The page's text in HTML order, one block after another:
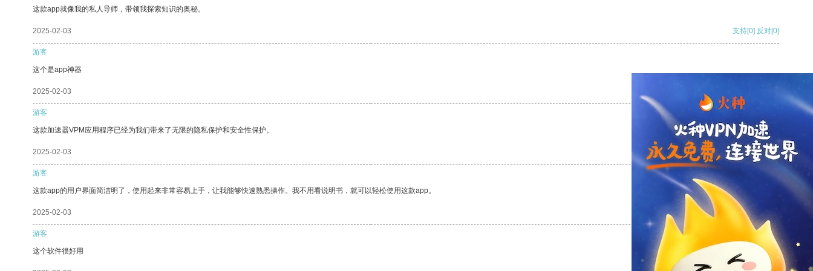
这款app就像我的私人导师，带领我探索知识的奥秘。
2025-02-03 支持[0] 反对[0]
游客
这个是app神器
2025-02-03
游客
这款加速器VPM应用程序已经为我们带来了无限的隐私保护和安全性保护。
2025-02-03 支持 [0] 反对[0]
游客
这款app的用户界面简洁明了，使用起来非常容易上手，让我能够快速熟悉操作。我不用看说明书，就可以轻松使用这款app。
2025-02-03 支持[0] 反对
游客
这个软件很好用